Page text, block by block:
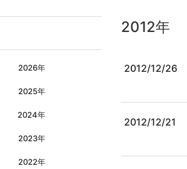
2026年
2025年
2024年
2023年
2022年
2012年
2012/12/26
2012/12/21